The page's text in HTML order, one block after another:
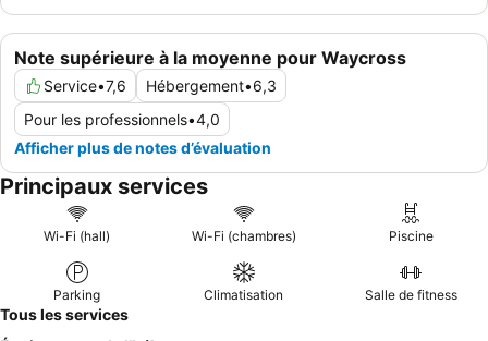
Note supérieure à la moyenne pour Waycross
Service•7,6 Hébergement•6,3
Pour les professionnels•4,0
Afficher plus de notes d’évaluation
Principaux services
Wi-Fi (hall) Wi-Fi (chambres) Piscine
Parking Climatisation Salle de fitness
Tous les services